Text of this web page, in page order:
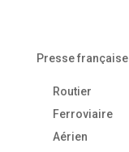
Presse française
Routier
Ferroviaire
Aérien